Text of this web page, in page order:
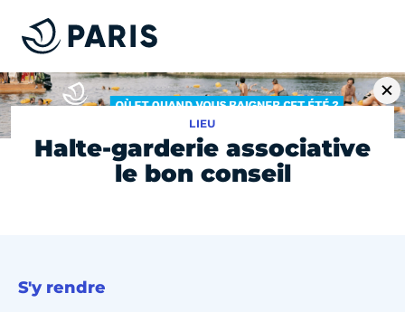
LIEU
Halte-garderie associative
le bon conseil
S'y rendre